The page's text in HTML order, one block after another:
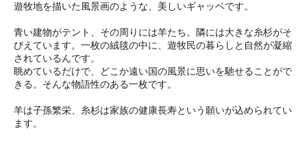
遊牧地を描いた風景画のような、美しいギャッベです。
青い建物がテント、その周りには羊たち。隣には大きな糸杉がそ
びえています。一枚の絨毯の中に、遊牧民の暮らしと自然が凝縮
されているんです。
眺めているだけで、どこか遠い国の風景に思いを馳せることがで
きる。そんな物語性のある一枚です。
羊は子孫繁栄、糸杉は家族の健康長寿という願いが込められてい
ます。